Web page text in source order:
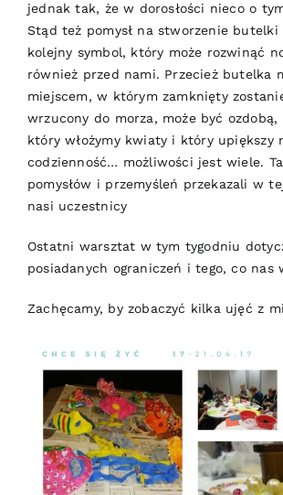
jednak tak, że w dorosłości nieco o
Stąd też pomysł na stworzenie butelki
kolejny symbol, który może rozwinąć
również przed nami. Przecież butelka
miejscem, w którym zamknięty
wrzucony do morza, może być ozdobą,
który włożymy kwiaty i który upiększy
codzienność… możliwości jest wiele.
pomysłów i przemyśleń przekazali w
nasi uczestnicy
Ostatni warsztat w tym tygodniu
posiadanych ograniczeń i tego, co nas
Zachęcamy, by zobaczyć kilka ujęć z